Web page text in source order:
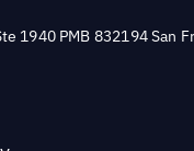
1940 PMB 832194 San